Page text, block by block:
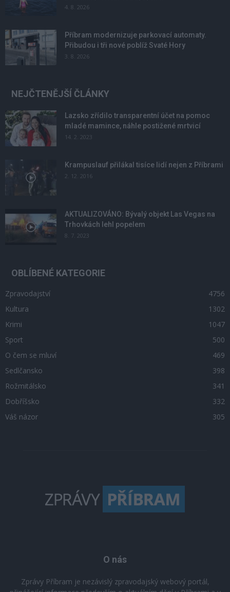
4. 8. 2026
Příbram modernizuje parkovací automaty.
Přibudou i tři nové poblíž Svaté Hory
3. 8. 2026
NEJČTENĚJŠÍ ČLÁNKY
Lazsko zřídilo transparentní účet na pomoc
mladé mamince, náhle postižené mrtvicí
14. 2. 2023
Krampuslauf přilákal tisíce lidí nejen z Příbrami
2. 12. 2016
AKTUALIZOVÁNO: Bývalý objekt Las Vegas na
Trhovkách lehl popelem
8. 7. 2023
OBLÍBENÉ KATEGORIE
Zpravodajství
4756
Kultura
1302
Krimi
1047
Sport
500
O čem se mluví
469
Sedlčansko
398
Rožmitálsko
341
Dobříšsko
332
Váš názor
305
O nás
Zprávy Příbram je nezávislý zpravodajský webový portál,